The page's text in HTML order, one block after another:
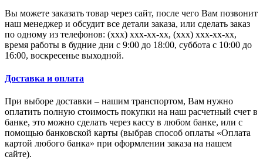
Вы можете заказать товар через сайт, после чего Вам позвонит
наш менеджер и обсудит все детали заказа, или сделать заказ
по одному из телефонов: (xxx) xxx-xx-xx, (xxx) xxx-xx-xx,
время работы в будние дни с 9:00 до 18:00, суббота с 10:00 до
16:00, воскресенье выходной.
Доставка и оплата
При выборе доставки – нашим транспортом, Вам нужно
оплатить полную стоимость покупки на наш расчетный счет в
банке, это можно сделать через кассу в любом банке, или с
помощью банковской карты (выбрав способ оплаты «Оплата
картой любого банка» при оформлении заказа на нашем
сайте).